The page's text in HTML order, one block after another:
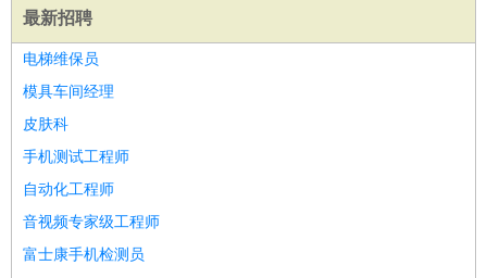
最新招聘
电梯维保员
模具车间经理
皮肤科
手机测试工程师
自动化工程师
音视频专家级工程师
富士康手机检测员